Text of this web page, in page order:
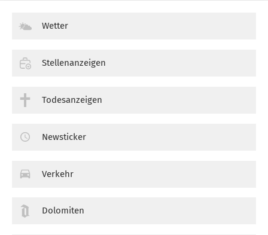
Wetter
Stellenanzeigen
Todesanzeigen
Newsticker
Verkehr
Dolomiten